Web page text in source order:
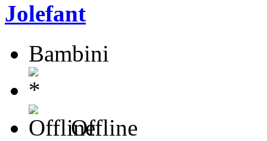
Jolefant
Bambini
Offline